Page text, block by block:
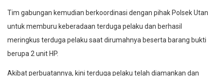
Tim gabungan kemudian berkoordinasi dengan pihak Polsek Utan
untuk memburu keberadaan terduga pelaku dan berhasil
meringkus terduga pelaku saat dirumahnya beserta barang bukti
berupa 2 unit HP.
Akibat perbuatannya, kini terduga pelaku telah diamankan dan